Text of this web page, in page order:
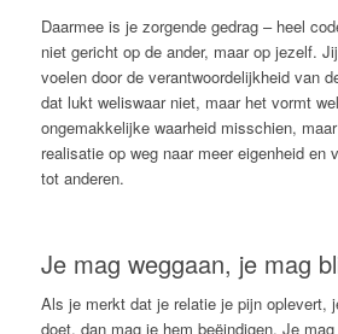
Daarmee is je zorgende gedrag – heel
niet gericht op de ander, maar op jezelf.
voelen door de verantwoordelijkheid van
dat lukt weliswaar niet, maar het vormt
ongemakkelijke waarheid misschien,
realisatie op weg naar meer eigenheid en
tot anderen.
Je mag weggaan, je mag
Als je merkt dat je relatie je pijn oplevert,
doet, dan mag je hem beëindigen. Je